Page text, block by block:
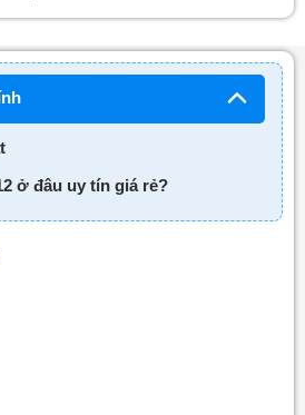
ở đâu uy tín giá rẻ?